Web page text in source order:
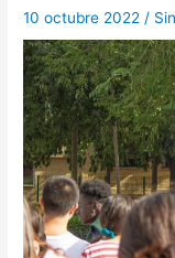
10 octubre 2022/